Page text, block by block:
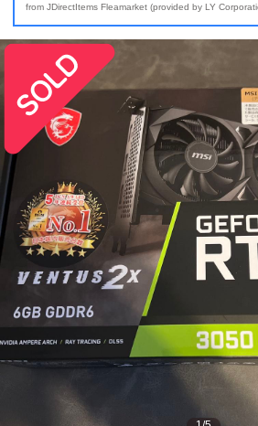
from JDirectItems Fleamarket (provided by LY